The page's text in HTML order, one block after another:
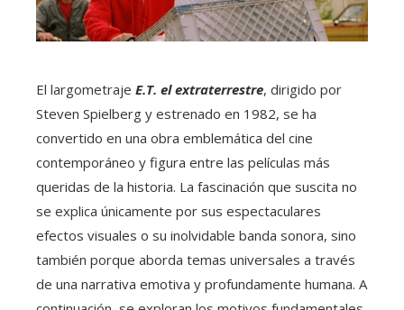
El largometraje E.T. el extraterrestre, dirigido por
Steven Spielberg y estrenado en 1982, se ha
convertido en una obra emblemática del cine
contemporáneo y figura entre las películas más
queridas de la historia. La fascinación que suscita no
se explica únicamente por sus espectaculares
efectos visuales o su inolvidable banda sonora, sino
también porque aborda temas universales a través
de una narrativa emotiva y profundamente humana. A